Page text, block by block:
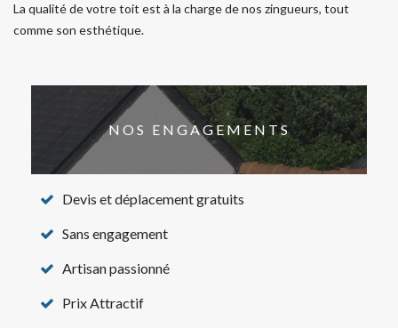
La qualité de votre toit est à la charge de nos zingueurs, tout
comme son esthétique.
NOS ENGAGEMENTS
Devis et déplacement gratuits
Sans engagement
Artisan passionné
Prix Attractif